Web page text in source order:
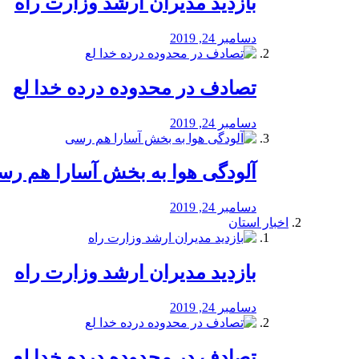
دسامبر 24, 2019
تصادف در محدوده درده خدا لع
دسامبر 24, 2019
آلودگی هوا به بخش آسارا هم
دسامبر 24, 2019
اخبار استان
بازدید مدیران ارشد وزارت راه
دسامبر 24, 2019